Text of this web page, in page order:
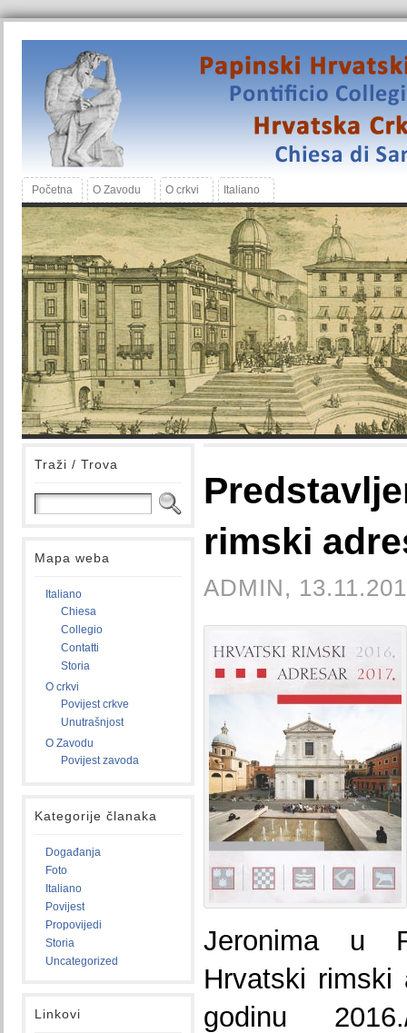
Početna O Zavodu O crkvi Italiano
Traži / Trova
Mapa weba
Italiano
Chiesa
Collegio
Contatti
Storia
O crkvi
Povijest crkve
Unutrašnjost
O Zavodu
Povijest zavoda
Kategorije članaka
Događanja
Foto
Italiano
Povijest
Propovijedi
Storia
Uncategorized
Linkovi
rimski
ADMIN,
Jeronima u
Hrvatski rimski
godinu